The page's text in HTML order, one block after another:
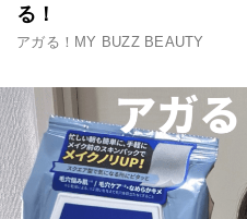
る！
アガる！MY BUZZ BEAUTY